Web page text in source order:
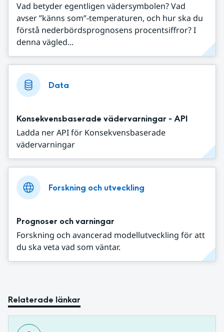
Vad betyder egentligen vädersymbolen? Vad
avser ”känns som”-temperaturen, och hur ska du
förstå nederbördsprognosens procentsiffror? I
denna vägled...
Data
Konsekvensbaserade vädervarningar - API
Ladda ner API för Konsekvensbaserade
vädervarningar
Forskning och utveckling
Prognoser och varningar
Forskning och avancerad modellutveckling för att
du ska veta vad som väntar.
Relaterade länkar